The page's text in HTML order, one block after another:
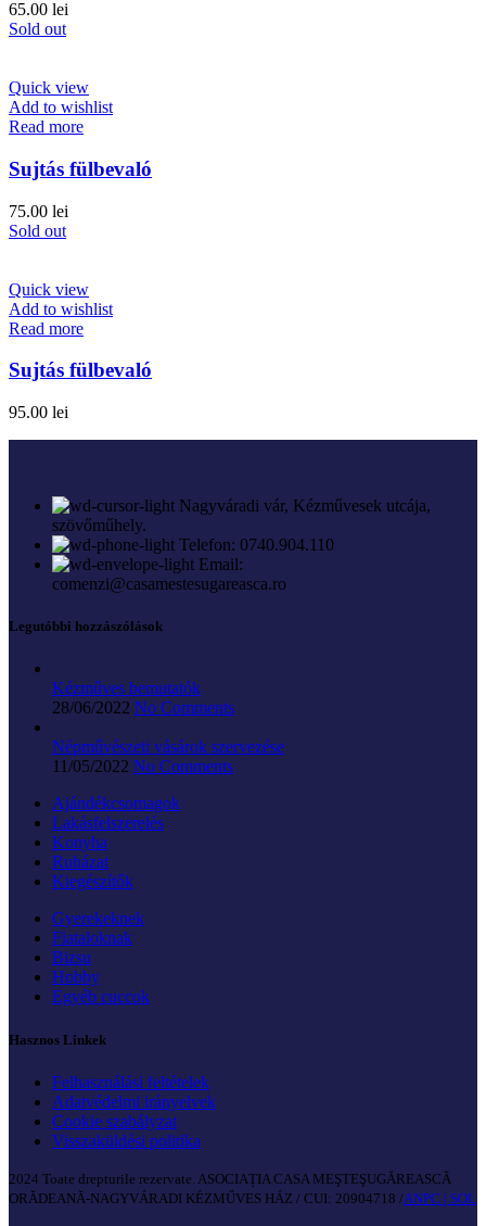
65.00 lei
Sold out
Quick view
Add to wishlist
Read more
Sujtás fülbevaló
75.00 lei
Sold out
Quick view
Add to wishlist
Read more
Sujtás fülbevaló
95.00 lei
Nagyváradi vár, Kézművesek utcája,
szövőműhely.
Telefon: 0740.904.110
Email:
comenzi@casamestesugareasca.ro
Legutóbbi hozzászólások
Kézműves bemutatók
28/06/2022 No Comments
Népművészeti vásárok szervezése
11/05/2022 No Comments
Ajándékcsomagok
Lakásfelszerelés
Konyha
Ruházat
Kiegészítők
Gyerekeknek
Fiataloknak
Bizsu
Hobby
Egyéb cuccok
Hasznos Linkek
Felhasználási feltételek
Adatvédelmi irányelvek
Cookie szabályzat
Visszaküldési politika
2024 Toate drepturile rezervate. ASOCIAȚIA CASA MEŞTEŞUGĂREASCĂ
ORĂDEANĂ-NAGYVÁRADI KÉZMŰVES HÁZ / CUI: 20904718 /ANPC | SOL